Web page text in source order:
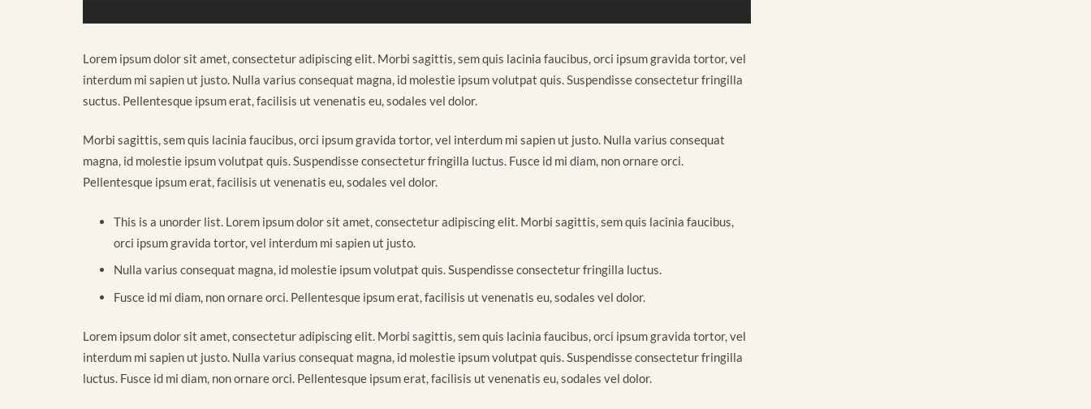
Lorem ipsum dolor sit amet, consectetur adipiscing elit. Morbi sagittis, sem quis lacinia faucibus, orci ipsum gravida tortor, vel
interdum mi sapien ut justo. Nulla varius consequat magna, id molestie ipsum volutpat quis. Suspendisse consectetur fringilla
suctus. Pellentesque ipsum erat, facilisis ut venenatis eu, sodales vel dolor.
Morbi sagittis, sem quis lacinia faucibus, orci ipsum gravida tortor, vel interdum mi sapien ut justo. Nulla varius consequat
magna, id molestie ipsum volutpat quis. Suspendisse consectetur fringilla luctus. Fusce id mi diam, non ornare orci.
Pellentesque ipsum erat, facilisis ut venenatis eu, sodales vel dolor.
This is a unorder list. Lorem ipsum dolor sit amet, consectetur adipiscing elit. Morbi sagittis, sem quis lacinia faucibus,
orci ipsum gravida tortor, vel interdum mi sapien ut justo.
Nulla varius consequat magna, id molestie ipsum volutpat quis. Suspendisse consectetur fringilla luctus.
Fusce id mi diam, non ornare orci. Pellentesque ipsum erat, facilisis ut venenatis eu, sodales vel dolor.
Lorem ipsum dolor sit amet, consectetur adipiscing elit. Morbi sagittis, sem quis lacinia faucibus, orci ipsum gravida tortor, vel
interdum mi sapien ut justo. Nulla varius consequat magna, id molestie ipsum volutpat quis. Suspendisse consectetur fringilla
luctus. Fusce id mi diam, non ornare orci. Pellentesque ipsum erat, facilisis ut venenatis eu, sodales vel dolor.